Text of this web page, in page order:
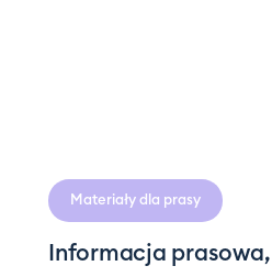
Materiały dla prasy
Informacja